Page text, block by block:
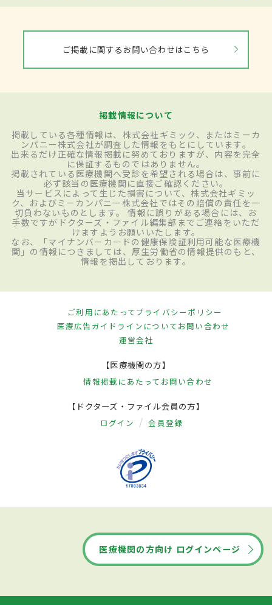
ご掲載に関するお問い合わせはこちら
掲載情報について
掲載している各種情報は、株式会社ギミック、またはミーカ
ンパニー株式会社が調査した情報をもとにしています。
出来るだけ正確な情報掲載に努めておりますが、内容を完全
に保証するものではありません。
掲載されている医療機関へ受診を希望される場合は、事前に
必ず該当の医療機関に直接ご確認ください。
当サービスによって生じた損害について、株式会社ギミッ
ク、およびミーカンパニー株式会社ではその賠償の責任を一
切負わないものとします。 情報に誤りがある場合には、お
手数ですがドクターズ・ファイル編集部までご連絡をいただ
けますようお願いいたします。
なお、「マイナンバーカードの健康保険証利用可能な医療機
関」の情報につきましては、厚生労働省の情報提供のもと、
情報を掲出しております。
ご利用にあたってプライバシーポリシー
医療広告ガイドラインについてお問い合わせ
運営会社
【医療機関の方】
情報掲載にあたって お問い合わせ
【ドクターズ・ファイル会員の方】
ログイン 会員登録
医療機関の方向け ログインページ